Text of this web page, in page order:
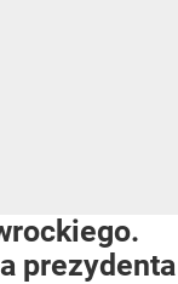
prezydenta